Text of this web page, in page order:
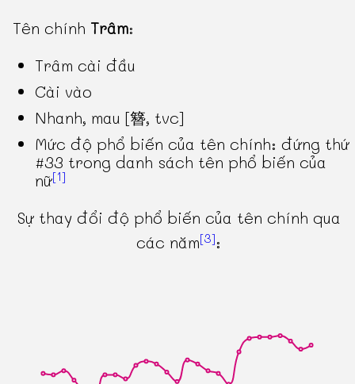
Tên chính Trâm:
Trâm cài đầu
Cài vào
Nhanh, mau [簪, tvc]
Mức độ phổ biến của tên chính: đứng thứ
#33 trong danh sách tên phổ biến của
nữ[1]
Sự thay đổi độ phổ biến của tên chính qua
các năm[3]: